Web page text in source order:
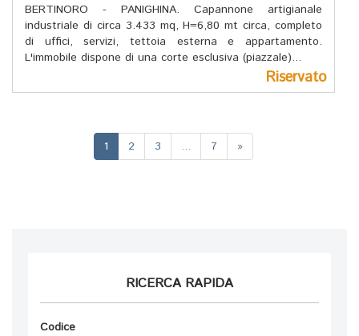
BERTINORO - PANIGHINA. Capannone artigianale
industriale di circa 3.433 mq, H=6,80 mt circa, completo
di uffici, servizi, tettoia esterna e appartamento.
L'immobile dispone di una corte esclusiva (piazzale)...
Riservato
1 (current)
2 3 ... 7 »
RICERCA RAPIDA
Codice